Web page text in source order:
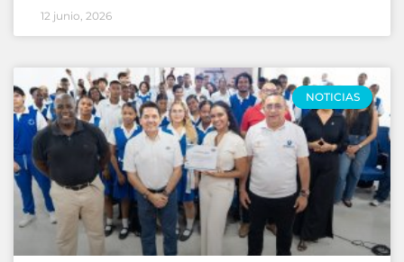
12 junio, 2026
NOTICIAS